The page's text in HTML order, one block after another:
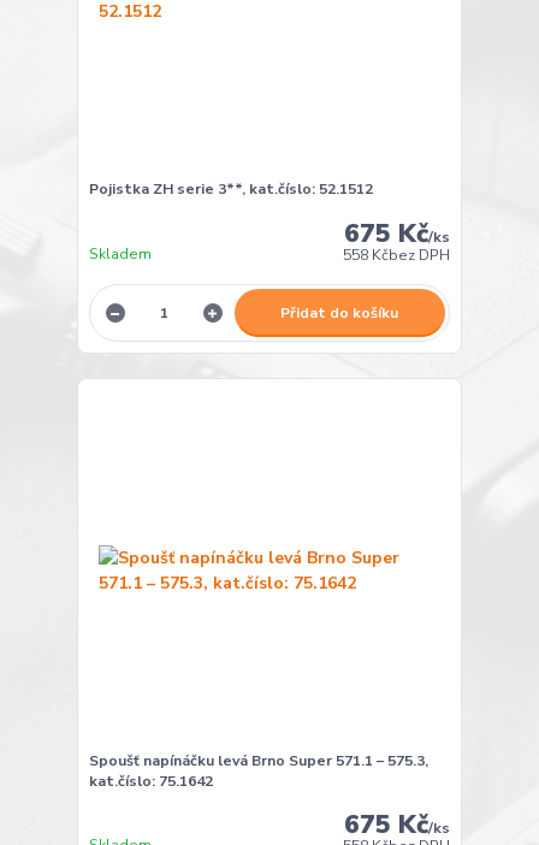
Pojistka ZH serie 3**, kat.číslo: 52.1512
675 Kč/ks
558 Kčbez DPH
Skladem
Přidat do košíku
Spoušť napínáčku levá Brno Super 571.1 – 575.3,
kat.číslo: 75.1642
675 Kč/ks